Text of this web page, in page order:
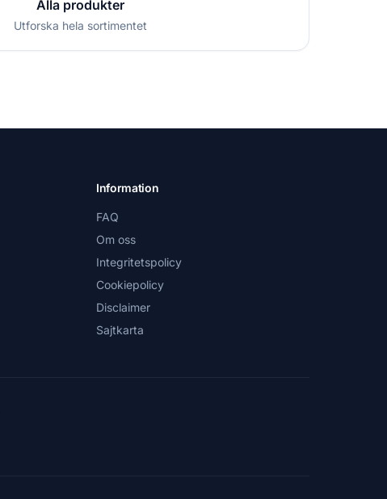
Alla produkter
Utforska hela sortimentet
Information
FAQ
Om oss
Integritetspolicy
Cookiepolicy
Disclaimer
Sajtkarta